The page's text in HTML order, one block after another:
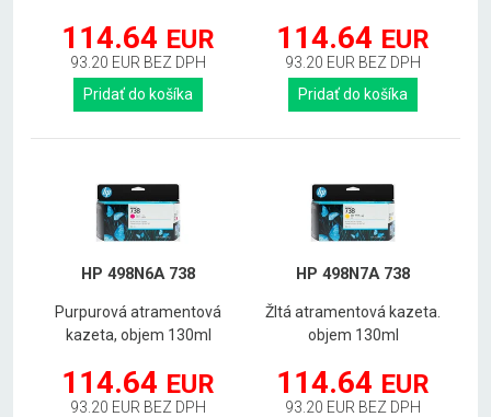
114.64 EUR
93.20 EUR BEZ DPH
Pridať do košíka
114.64 EUR
93.20 EUR BEZ DPH
Pridať do košíka
HP 498N6A 738
Purpurová atramentová
kazeta, objem 130ml
114.64 EUR
93.20 EUR BEZ DPH
HP 498N7A 738
Žltá atramentová kazeta.
objem 130ml
114.64 EUR
93.20 EUR BEZ DPH